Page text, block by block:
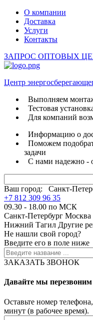
О компании
Доставка
Услуги
Контакты
ЗАПРОС ОПТОВЫХ
Центр
Выполняем
Тестовая
Для компаний
Информацию о
Поможем
задачи
С нами надежно -
Ваш город:
Санкт-
+7 812 309 96 35
09.30 - 18.00 по МСК
Санкт-Петербург Москва
Нижний Тагил Другие
Не нашли свой город?
Введите его в поле ниже
ЗАКАЗАТЬ ЗВОНОК
Давайте мы
Оставьте номер
минут (в рабочее время).